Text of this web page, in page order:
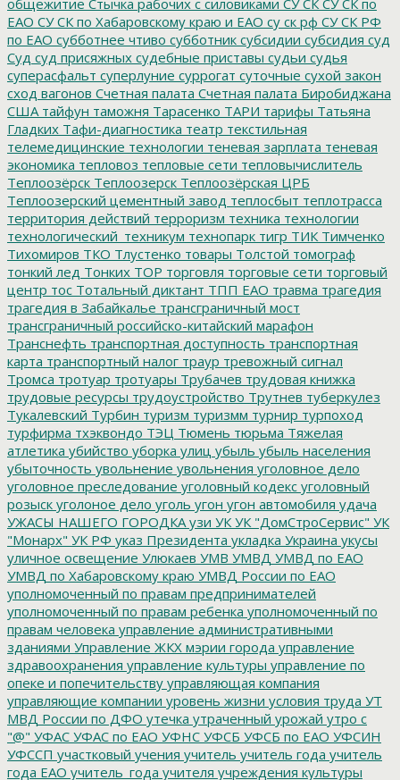
ЕАО СУ СК по Хабаровскому краю и ЕАО су ск рф СУ СК РФ
по ЕАО субботнее чтиво субботник субсидии субсидия суд
Суд суд присяжных судебные приставы судьи судья
суперасфальт суперлуние суррогат суточные сухой закон
сход вагонов Счетная палата Счетная палата Биробиджана
США тайфун таможня Тарасенко ТАРИ тарифы Татьяна
Гладких Тафи-диагностика театр текстильная
телемедицинские технологии теневая зарплата теневая
экономика тепловоз тепловые сети тепловычислитель
Теплоозёрск Теплоозерск Теплоозёрская ЦРБ
Теплоозерский цементный завод теплосбыт теплотрасса
территория действий терроризм техника технологии
технологический_техникум технопарк тигр ТИК Тимченко
Тихомиров ТКО Тлустенко товары Толстой томограф
тонкий лед Тонких ТОР торговля торговые сети торговый
центр тос Тотальный диктант ТПП ЕАО травма трагедия
трагедия в Забайкалье трансграничный мост
трансграничный российско-китайский марафон
Транснефть транспортная доступность транспортная
карта транспортный налог траур тревожный сигнал
Тромса тротуар тротуары Трубачев трудовая книжка
трудовые ресурсы трудоустройство Трутнев туберкулез
Тукалевский Турбин туризм туризмм турнир турпоход
турфирма тхэквондо ТЭЦ Тюмень тюрьма Тяжелая
атлетика убийство уборка улиц убыль убыль населения
убыточность увольнение увольнения уголовное дело
уголовное преследование уголовный кодекс уголовный
розыск уголоное дело уголь угон угон автомобиля удача
УЖАСЫ НАШЕГО ГОРОДКА узи УК УК "ДомСтроСервис" УК
"Монарх" УК РФ указ Президента укладка Украина укусы
уличное освещение Улюкаев УМВ УМВД УМВД по ЕАО
УМВД по Хабаровскому краю УМВД России по ЕАО
уполномоченный по правам предпринимателей
уполномоченный по правам ребенка уполномоченный по
правам человека управление административными
зданиями Управление ЖКХ мэрии города управление
здравоохранения управление культуры управление по
опеке и попечительству управляющая компания
управляющие компании уровень жизни условия труда УТ
МВД России по ДФО утечка утраченный урожай утро с
"@" УФАС УФАС по ЕАО УФНС УФСБ УФСБ по ЕАО УФСИН
УФССП участковый учения учитель учитель года учитель
года ЕАО учитель_года учителя учреждения культуры